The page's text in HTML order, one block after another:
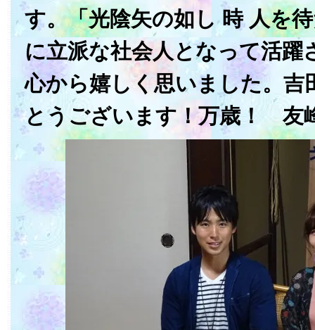
す。「光陰矢の如し 時 人を
に立派な社会人となって活躍
心から嬉しく思いました。吉
とうございます！万歳！ 友